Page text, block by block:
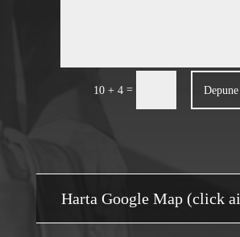
10 + 4 =
Harta Google Map (click